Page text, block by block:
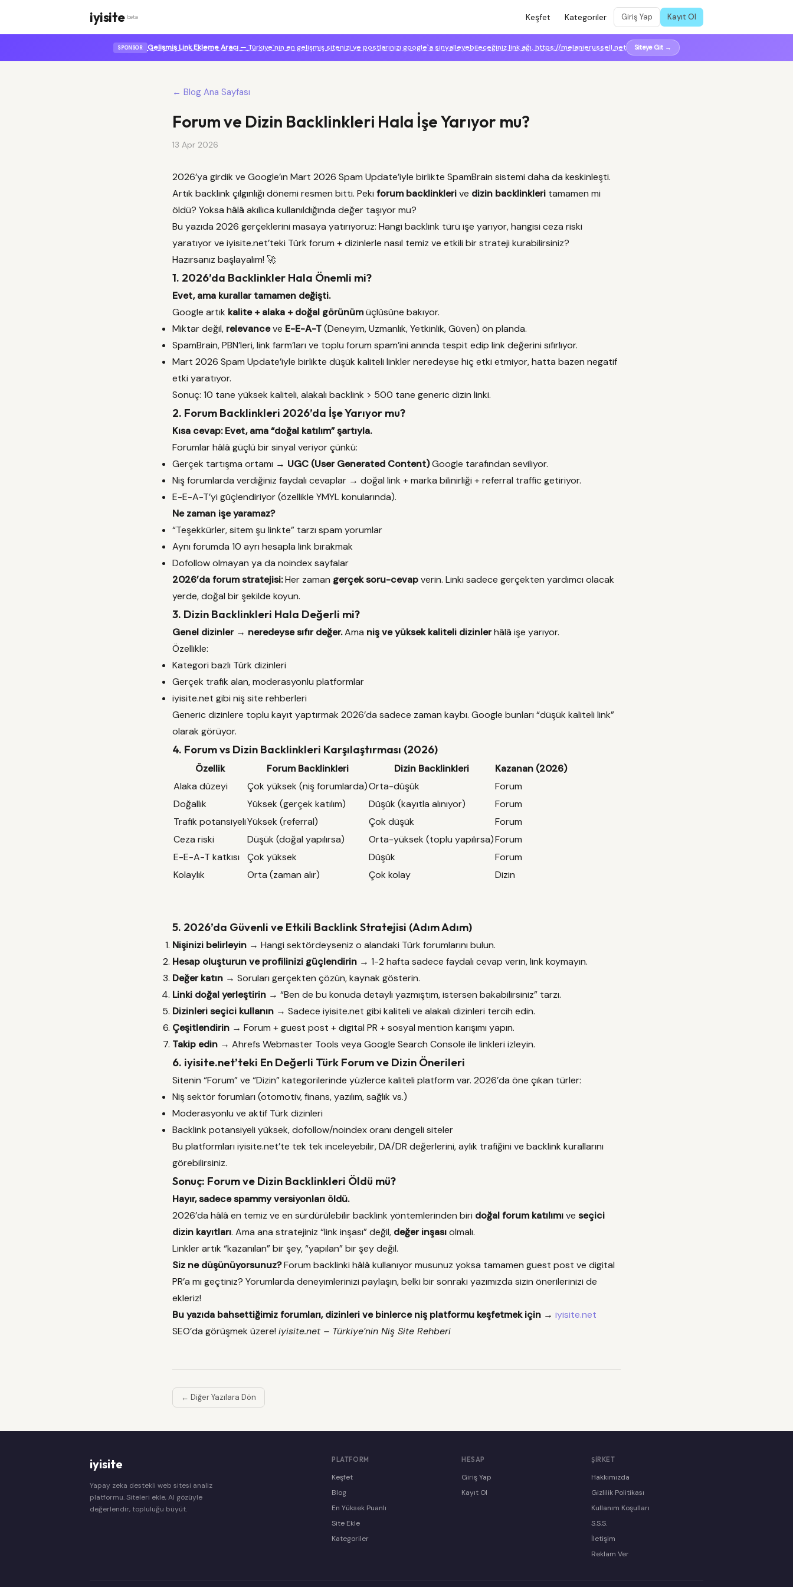
iyisite beta Keşfet Kategoriler Giriş Yap Kayıt Ol
SPONSOR Gelişmiş Link Ekleme Aracı— Türkiye`nin en gelişmiş sitenizi ve postlarınızı google`a sinyalleyebileceğiniz link ağı. https://melanierussell.net Siteye Git →
← Blog Ana Sayfası
Forum ve Dizin Backlinkleri Hala İşe Yarıyor mu?
13 Apr 2026
2026’ya girdik ve Google’ın Mart 2026 Spam Update’iyle birlikte SpamBrain sistemi daha da keskinleşti.
Artık backlink çılgınlığı dönemi resmen bitti. Peki forum backlinklerive dizin backlinkleri tamamen mi
öldü? Yoksa hâlâ akıllıca kullanıldığında değer taşıyor mu?
Bu yazıda 2026 gerçeklerini masaya yatırıyoruz: Hangi backlink türü işe yarıyor, hangisi ceza riski
yaratıyor ve iyisite.net’teki Türk forum + dizinlerle nasıl temiz ve etkili bir strateji kurabilirsiniz?
Hazırsanız başlayalım! 🚀
1. 2026’da Backlinkler Hala Önemli mi?
Evet, ama kurallar tamamen değişti.
Google artık kalite + alaka + doğal görünümüçlüsüne bakıyor.
Miktar değil, relevanceve E-E-A-T(Deneyim, Uzmanlık, Yetkinlik, Güven) ön planda.
SpamBrain, PBN’leri, link farm’ları ve toplu forum spam’ini anında tespit edip link değerini sıfırlıyor.
Mart 2026 Spam Update’iyle birlikte düşük kaliteli linkler neredeyse hiç etki etmiyor, hatta bazen negatif
etki yaratıyor.
Sonuç: 10 tane yüksek kaliteli, alakalı backlink > 500 tane generic dizin linki.
2. Forum Backlinkleri 2026’da İşe Yarıyor mu?
Kısa cevap: Evet, ama “doğal katılım” şartıyla.
Forumlar hâlâ güçlü bir sinyal veriyor çünkü:
Gerçek tartışma ortamı → UGC (User Generated Content)Google tarafından seviliyor.
Niş forumlarda verdiğiniz faydalı cevaplar → doğal link + marka bilinirliği + referral traffic getiriyor.
E-E-A-T’yi güçlendiriyor (özellikle YMYL konularında).
Ne zaman işe yaramaz?
“Teşekkürler, sitem şu linkte” tarzı spam yorumlar
Aynı forumda 10 ayrı hesapla link bırakmak
Dofollow olmayan ya da noindex sayfalar
2026’da forum stratejisi:Her zaman gerçek soru-cevapverin. Linki sadece gerçekten yardımcı olacak
yerde, doğal bir şekilde koyun.
3. Dizin Backlinkleri Hala Değerli mi?
Genel dizinler → neredeyse sıfır değer.Ama niş ve yüksek kaliteli dizinlerhâlâ işe yarıyor.
Özellikle:
Kategori bazlı Türk dizinleri
Gerçek trafik alan, moderasyonlu platformlar
iyisite.net gibi niş site rehberleri
Generic dizinlere toplu kayıt yaptırmak 2026’da sadece zaman kaybı. Google bunları “düşük kaliteli link”
olarak görüyor.
4. Forum vs Dizin Backlinkleri Karşılaştırması (2026)
Özellik Forum Backlinkleri Dizin Backlinkleri
Kazanan (2026)
Alaka düzeyi
Çok yüksek (niş forumlarda)Orta-düşük
Forum
Doğallık
Yüksek (gerçek katılım) Düşük (kayıtla alınıyor)
Forum
Trafik potansiyeliYüksek (referral) Çok düşük
Forum
Ceza riski
Düşük (doğal yapılırsa) Orta-yüksek (toplu yapılırsa)Forum
E-E-A-T katkısı
Çok yüksek Düşük
Forum
Kolaylık
Orta (zaman alır) Çok kolay Dizin
5. 2026’da Güvenli ve Etkili Backlink Stratejisi (Adım Adım)
Nişinizi belirleyin → Hangi sektördeyseniz o alandaki Türk forumlarını bulun.
Hesap oluşturun ve profilinizi güçlendirin → 1-2 hafta sadece faydalı cevap verin, link koymayın.
Değer katın → Soruları gerçekten çözün, kaynak gösterin.
Linki doğal yerleştirin → “Ben de bu konuda detaylı yazmıştım, istersen bakabilirsiniz” tarzı.
Dizinleri seçici kullanın → Sadece iyisite.net gibi kaliteli ve alakalı dizinleri tercih edin.
Çeşitlendirin → Forum + guest post + digital PR + sosyal mention karışımı yapın.
Takip edin → Ahrefs Webmaster Tools veya Google Search Console ile linkleri izleyin.
6. iyisite.net’teki En Değerli Türk Forum ve Dizin Önerileri
Sitenin “Forum” ve “Dizin” kategorilerinde yüzlerce kaliteli platform var. 2026’da öne çıkan türler:
Niş sektör forumları (otomotiv, finans, yazılım, sağlık vs.)
Moderasyonlu ve aktif Türk dizinleri
Backlink potansiyeli yüksek, dofollow/noindex oranı dengeli siteler
Bu platformları iyisite.net’te tek tek inceleyebilir, DA/DR değerlerini, aylık trafiğini ve backlink kurallarını
görebilirsiniz.
Sonuç: Forum ve Dizin Backlinkleri Öldü mü?
Hayır, sadece spammy versiyonları öldü.
2026’da hâlâ en temiz ve en sürdürülebilir backlink yöntemlerinden biri doğal forum katılımıve seçici
dizin kayıtları. Ama ana stratejiniz “link inşası” değil, değer inşasıolmalı.
Linkler artık “kazanılan” bir şey, “yapılan” bir şey değil.
Siz ne düşünüyorsunuz?Forum backlinki hâlâ kullanıyor musunuz yoksa tamamen guest post ve digital
PR’a mı geçtiniz? Yorumlarda deneyimlerinizi paylaşın, belki bir sonraki yazımızda sizin önerilerinizi de
ekleriz!
Bu yazıda bahsettiğimiz forumları, dizinleri ve binlerce niş platformu keşfetmek için → iyisite.net
SEO’da görüşmek üzere! iyisite.net – Türkiye’nin Niş Site Rehberi
← Diğer Yazılara Dön
iyisite
Yapay zeka destekli web sitesi analiz
platformu. Siteleri ekle, AI gözüyle
değerlendir, topluluğu büyüt.
PLATFORM
Keşfet
Blog
En Yüksek Puanlı
Site Ekle
Kategoriler
HESAP
Giriş Yap
Kayıt Ol
ŞIRKET
Hakkımızda
Gizlilik Politikası
Kullanım Koşulları
S.S.S.
İletişim
Reklam Ver